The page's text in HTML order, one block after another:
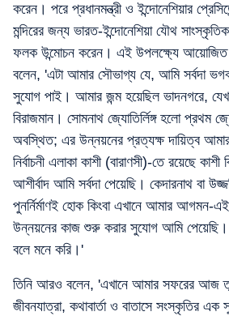
করেন। পরে প্রধানমন্ত্রী ও ইন্দোনেশিয়ার
মন্দিরের জন্য ভারত-ইন্দোনেশিয়া যৌথ
ফলক উন্মোচন করেন। এই উপলক্ষ্যে আয়োজিত
বলেন, 'এটা আমার সৌভাগ্য যে, আমি সর্বদা
সুযোগ পাই। আমার জন্ম হয়েছিল ভাদনগরে,
বিরাজমান। সোমনাথ জ্যোতির্লিঙ্গ হলো প্রথম
অবস্থিত; এর উন্নয়নের প্রত্যক্ষ দায়িত্ব
নির্বাচনী এলাকা কাশী (বারাণসী)-তে রয়েছে কাশী
আশীর্বাদ আমি সর্বদা পেয়েছি। কেদারনাথ বা
পুনর্নির্মাণই হোক কিংবা এখানে আমার আগমন-
উন্নয়নের কাজ শুরু করার সুযোগ আমি
বলে মনে করি।'
তিনি আরও বলেন, 'এখানে আমার সফরের আজ
জীবনযাত্রা, কথাবার্তা ও বাতাসে সংস্কৃতির এক